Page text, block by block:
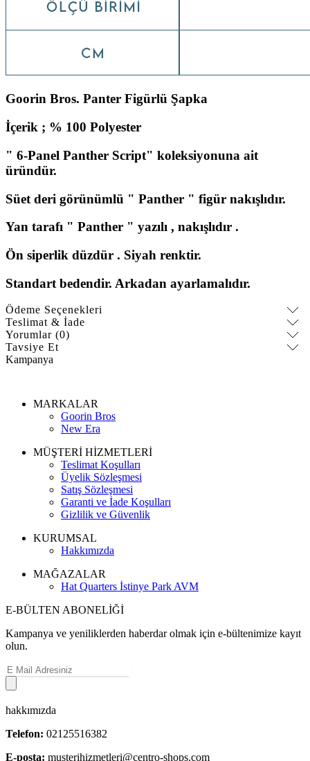
Goorin Bros. Panter Figürlü Şapka
İçerik ; % 100 Polyester
" 6-Panel Panther Script" koleksiyonuna ait
üründür.
Süet deri görünümlü " Panther " figür nakışlıdır.
Yan tarafı " Panther " yazılı , nakışlıdır .
Ön siperlik düzdür . Siyah renktir.
Standart bedendir. Arkadan ayarlamalıdır.
Ödeme Seçenekleri
Teslimat & İade
Yorumlar (0)
Tavsiye Et
Kampanya
MARKALAR
Goorin Bros
New Era
MÜŞTERİ HİZMETLERİ
Teslimat Koşulları
Üyelik Sözleşmesi
Satış Sözleşmesi
Garanti ve İade Koşulları
Gizlilik ve Güvenlik
KURUMSAL
Hakkımızda
MAĞAZALAR
Hat Quarters İstinye Park AVM
E-BÜLTEN ABONELİĞİ
Kampanya ve yeniliklerden haberdar olmak için e-bültenimize kayıt
olun.
hakkımızda
Telefon: 02125516382
E-posta: musterihizmetleri@centro-shops.com